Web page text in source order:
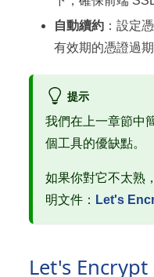
自動續約 ：設定
有效期的憑證過期
提示
我們在上一章節中
個工具的優缺點。
如果你對它不太熟
明文件： Let's
Let's Encrypt